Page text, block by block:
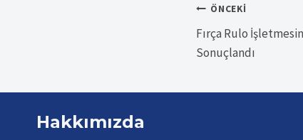
Yazı
gezinmesi
ÖNCEKI
Fırça Rulo
Sonuçlandı
Hakkımızda